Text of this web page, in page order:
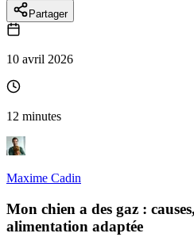
Partager
10 avril 2026
12 minutes
Maxime Cadin
Mon chien a des gaz :
alimentation adaptée